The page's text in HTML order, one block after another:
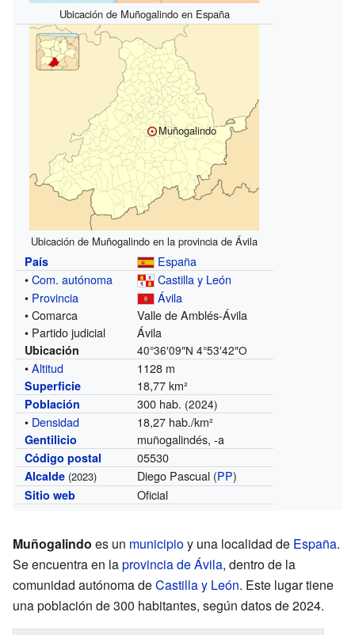
Ubicación de Muñogalindo en España
Muñogalindo
Ubicación de Muñogalindo en la provincia de Ávila
País
España
•Com. autónoma
Castilla y León
• Provincia
Ávila
• Comarca
Valle de Amblés-Ávila
• Partido judicial
Ávila
Ubicación 40°36′09″N 4°53′42″O
•Altitud 1128 m
Superficie 18,77 km²
Población 300 hab. (2024)
• Densidad 18,27 hab./km²
Gentilicio muñogalindés, -a
Código postal 05530
Alcalde (2023) Diego Pascual (PP)
Sitio web Oficial
Muñogalindo es un municipioy una localidad de España.
Se encuentra en laprovincia de Ávila, dentro de la
comunidad autónoma deCastilla y León. Este lugar tiene
una población de 300 habitantes, según datos de 2024.